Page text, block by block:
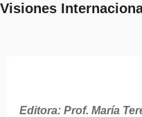
Visiones
Editora: Prof. María